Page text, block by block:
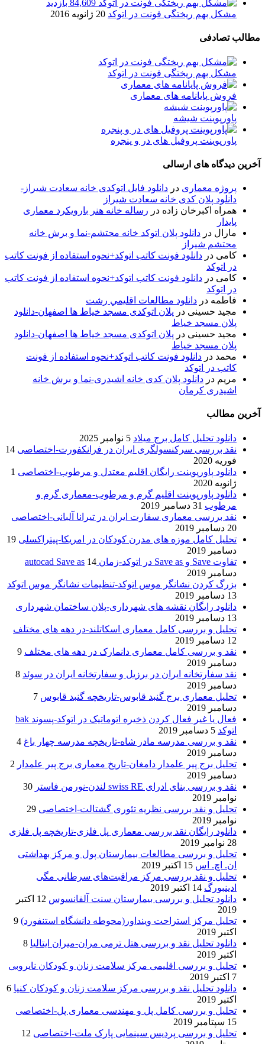
84,609 بازدید
مشکل بهم ریختگی فونت در اتوکد 20 ژانویه 2016
مطالب تصادفی
مشکل بهم ریختگی فونت در اتوکد
فروش پایانامه های معماری
پاورپوینت شیشه
پاورپوینت پروفیل های در و پنجره
آخرین دیدگاه های ارسالی
پروژه معماری در دانلود فایل اتوکدی خانه سعادت شیراز-
دانلود پلان کدی خانه سعادت شیراز
همراه اکبرخان زاده در رساله خانه هنر بارویکرد معماری
پایدار
مارال در دانلود پلان اتوکد خانه محتشم-نما و برش خانه
محتشم شیراز
کامی در دانلود فونت کاتب اتوکد+نحوه استفاده از فونت کاتب
در اتوکد
کامی در دانلود فونت کاتب اتوکد+نحوه استفاده از فونت کاتب
در اتوکد
فاطمه در دانلود مطالعات اقليمي رشت
مجید حسینی در پلان اتوکدی مسجد خیاط ها اصفهان-دانلود
پلان مسجد خیاط
مجید حسینی در پلان اتوکدی مسجد خیاط ها اصفهان-دانلود
پلان مسجد خیاط
محمد در دانلود فونت کاتب اتوکد+نحوه استفاده از فونت
کاتب در اتوکد
مریم در دانلود پلان کدی خانه اشیدری-نما و برش خانه
اشیدری کرمان
آخرین مطالب
دانلود تحلیل کامل برج میلاد 5 نوامبر 2025
نقد بررسی سرکنسولگری ایران در فرانکفورت-اختصاصی 14
فوریه 2020
دانلود پاورپوینت رایگان اقلیم معتدل و مرطوب-اختصاصی 1
ژانویه 2020
دانلود پاورپوینت اقلیم گرم و مرطوب-معماری گرم و
مرطوب 31 دسامبر 2019
نقد بررسی معماری سفارت ایران در تیرانا آلبانی-اختصاصی
20 دسامبر 2019
تحلیل کامل موزه های مدرن کودکان در امریکا-پیتراکسلی 19
دسامبر 2019
تفاوت Save و Save as در اتوکد-زمان autocad Save as
14
دسامبر 2019
بزرگ کردن نشانگر موس اتوکد-تنظیمات نشانگر موس اتوکد
13 دسامبر 2019
دانلود رایگان نقشه های شهرداری-پلان ساختمان شهرداری
13 دسامبر 2019
تحلیل و بررسی کامل معماری اسکاتلند-در دهه های مختلف
12 دسامبر 2019
نقد و بررسی کامل معماری دانمارک در دهه های مختلف 9
دسامبر 2019
نقد سفارتخانه ایران در برزیل و سفارتخانه ایران در سوئد 8
دسامبر 2019
تحلیل معماری برج گنبد قابوس-تاریخچه گنبد قابوس 7
دسامبر 2019
فعال یا غیر فعال کردن ذخیره اتوماتیک در اتوکد-پسوند bak
اتوکد 5 دسامبر 2019
نقد و بررسی مدرسه مادر شاه-تاریخچه مدرسه چهار باغ 4
دسامبر 2019
تحلیل برج پیر علمدار دامغان-تاریخ معماری برج پیر علمدار 2
دسامبر 2019
نقد و بررسی بنای ادرای swiss RE لندن-نورمن فاستر
30
نوامبر 2019
تحلیل و نقد بررسی نظریه تئوری گشتالت-اختصاصی 29
نوامبر 2019
دانلود رایگان نقد بررسی معماری پل فلزی-تاریخچه پل فلزی
28 نوامبر 2019
تحلیل و بررسی مطالعات بیمارستان پول و مرکز بهداشتی
ان. اچ. اس 15 اکتبر 2019
تحلیل و نقد بررسی مرکز مراقبت‌های سرطانی مگی
ادینبورگ 14 اکتبر 2019
دانلود تحلیل و بررسی بیمارستان سنت آلفانسوس
12 اکتبر
2019
تحلیل مرکز استراحت وینداور(محوطه دانشگاه استنفورد) 9
اکتبر 2019
دانلود تحلیل نقد و بررسی هتل ترمی مران-میران ایتالیا 8
اکتبر 2019
تحلیل و بررسی اقلیمی مرکز سلامت زنان و کودکان نایروبی
7 اکتبر 2019
دانلود تحلیل نقد و بررسی مرکز سلامت زنان و کودکان کنیا 6
اکتبر 2019
تحلیل و بررسی کامل پل و مهندسی معماری پل-اختصاصی
15 سپتامبر 2019
تحلیل و بررسی پردیس سینمایی پارک ملت-اختصاصی 12